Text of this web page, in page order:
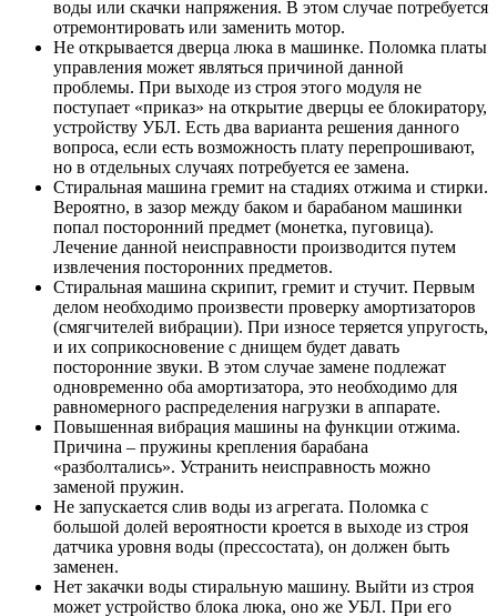
воды или скачки напряжения. В этом случае потребуется
отремонтировать или заменить мотор.
Не открывается дверца люка в машинке. Поломка платы
управления может являться причиной данной
проблемы. При выходе из строя этого модуля не
поступает «приказ» на открытие дверцы ее блокиратору,
устройству УБЛ. Есть два варианта решения данного
вопроса, если есть возможность плату перепрошивают,
но в отдельных случаях потребуется ее замена.
Стиральная машина гремит на стадиях отжима и стирки.
Вероятно, в зазор между баком и барабаном машинки
попал посторонний предмет (монетка, пуговица).
Лечение данной неисправности производится путем
извлечения посторонних предметов.
Стиральная машина скрипит, гремит и стучит. Первым
делом необходимо произвести проверку амортизаторов
(смягчителей вибрации). При износе теряется упругость,
и их соприкосновение с днищем будет давать
посторонние звуки. В этом случае замене подлежат
одновременно оба амортизатора, это необходимо для
равномерного распределения нагрузки в аппарате.
Повышенная вибрация машины на функции отжима.
Причина – пружины крепления барабана
«разболтались». Устранить неисправность можно
заменой пружин.
Не запускается слив воды из агрегата. Поломка с
большой долей вероятности кроется в выходе из строя
датчика уровня воды (прессостата), он должен быть
заменен.
Нет закачки воды стиральную машину. Выйти из строя
может устройство блока люка, оно же УБЛ. При его